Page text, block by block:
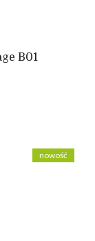
B01
nowość